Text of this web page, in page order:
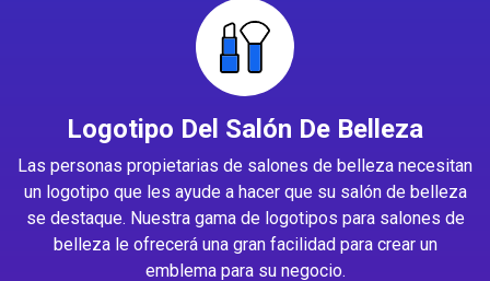
Logotipo Del Salón De Belleza
Las personas propietarias de salones de belleza necesitan
un logotipo que les ayude a hacer que su salón de belleza
se destaque. Nuestra gama de logotipos para salones de
belleza le ofrecerá una gran facilidad para crear un
emblema para su negocio.